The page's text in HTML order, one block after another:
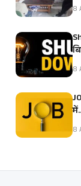
8
8
8